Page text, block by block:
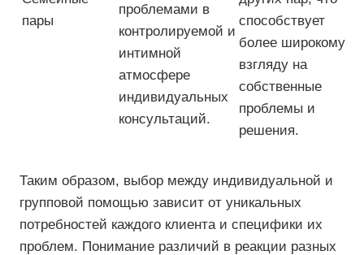
пары
проблемами в
контролируемой и
интимной
атмосфере
индивидуальных
консультаций.
способствует
более широкому
взгляду на
собственные
проблемы и
решения.
Таким образом, выбор между индивидуальной и
групповой помощью зависит от уникальных
потребностей каждого клиента и специфики их
проблем. Понимание различий в реакции разных